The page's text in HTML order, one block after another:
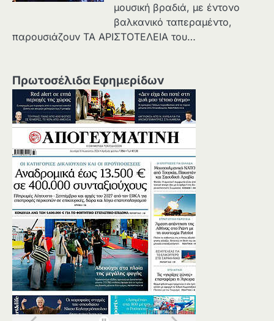
μουσική βραδιά, με έντονο
βαλκανικό ταπεραμέντο,
παρουσιάζουν ΤΑ ΑΡΙΣΤΟΤΕΛΕΙΑ του…
Πρωτοσέλιδα Εφημερίδων